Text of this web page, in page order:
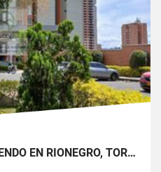
APARTAMENTO EN ARRIENDO EN RIONEGRO, TORRES DEL CAMPO